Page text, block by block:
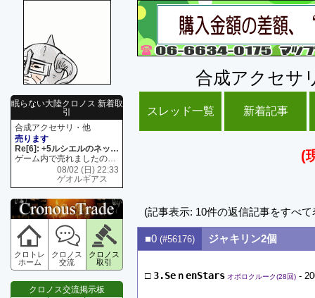
眠らない大陸クロノス 新着取
引
合成アクセサリ・他
売ります
Re[6]: +5ルシエルのネックレス
ゲーム内で売れましたので 在庫がネク1 リング4 となります リングのお値段は80G といたします
08/02 (日) 22:33
ゲオルギアス
クロトレ
ホーム
クロノス
交流
クロノス
取引
クロノス交流掲示板
合成アクセサ
スレッド一覧 新着記事
(
(記事表示: 10件の返信記事をすべ
■0 (#56176) ジャキリン2個
□3.SeｎenStars オボロクルーク(28回) -